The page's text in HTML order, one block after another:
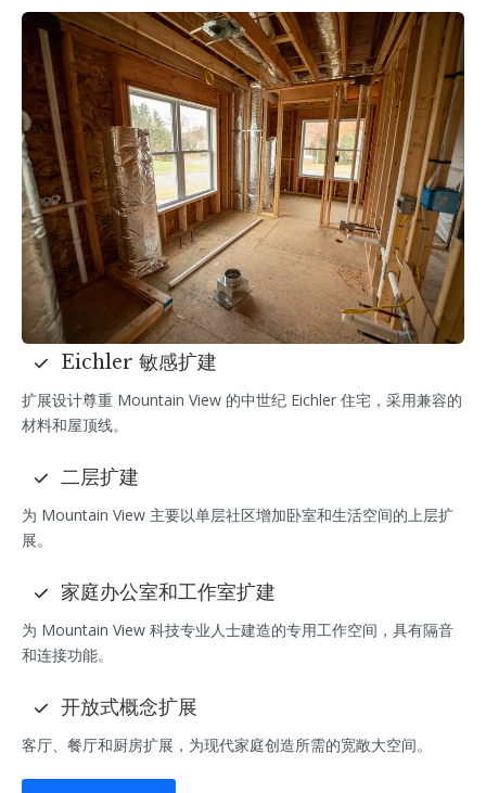
Eichler 敏感扩建
扩展设计尊重 Mountain View 的中世纪 Eichler 住宅，采用兼容的
材料和屋顶线。
二层扩建
为 Mountain View 主要以单层社区增加卧室和生活空间的上层扩
展。
家庭办公室和工作室扩建
为 Mountain View 科技专业人士建造的专用工作空间，具有隔音
和连接功能。
开放式概念扩展
客厅、餐厅和厨房扩展，为现代家庭创造所需的宽敞大空间。